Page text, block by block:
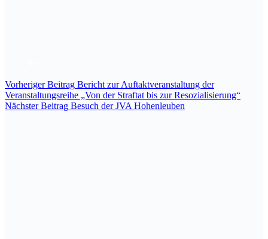
VorherigerBeitrag Bericht zur Auftaktveranstaltung der
Veranstaltungsreihe „Von der Straftat bis zur Resozialisierung“
NächsterBeitrag Besuch der JVA Hohenleuben